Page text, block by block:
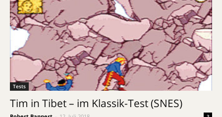
Tests
Tim in Tibet – im Klassik-Test (SNES)